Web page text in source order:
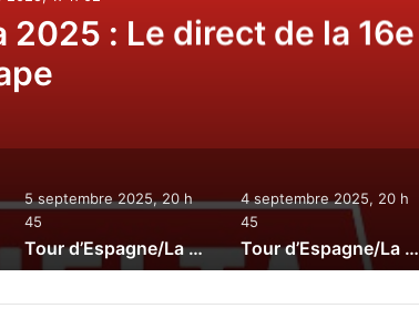
2025 : Le direct de la 15e
4 septembre 2025, 20 h
45
Tour d’Espagne/La Vuelta 2025 : Le direct de la 13e étape
3 septembre 2025, 20 h
45
Tour d’Espagne/La Vuelta 2025 : Le direct de la 12e étape